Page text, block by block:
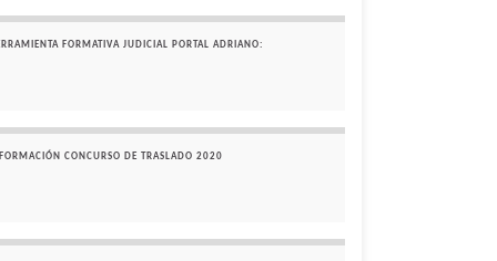
FORMATIVA JUDICIAL PORTAL ADRIANO:
CONCURSO DE TRASLADO 2020